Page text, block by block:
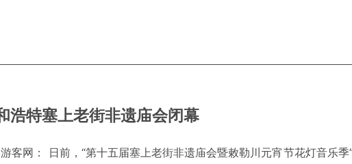
浩特塞上老街非遗庙会闭幕
客网： 日前，“第十五届塞上老街非遗庙会暨敕勒川元宵节花灯音乐